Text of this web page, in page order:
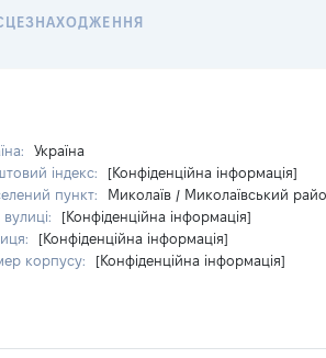
Україна
індекс:
[Конфіденційна інформація]
пункт:
Миколаїв / Миколаївський
[Конфіденційна інформація]
[Конфіденційна інформація]
корпусу:
[Конфіденційна інформація]